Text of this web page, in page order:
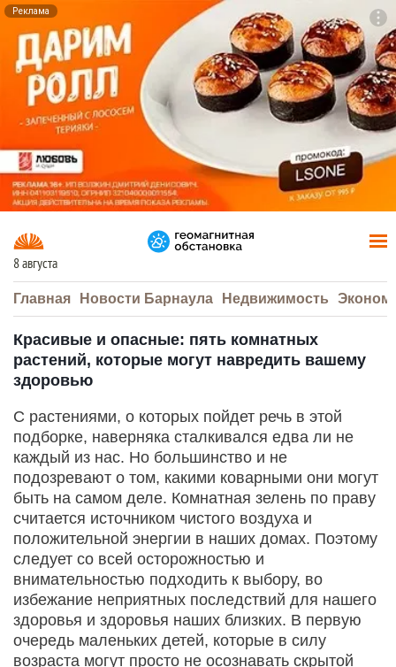
Реклама
8 августа
Главная Новости Барнаула Недвижимость
Красивые и опасные: пять комнатных
растений, которые могут навредить вашему
здоровью
С растениями, о которых пойдет речь в этой
подборке, наверняка сталкивался едва ли не
каждый из нас. Но большинство и не
подозревают о том, какими коварными они могут
быть на самом деле. Комнатная зелень по праву
считается источником чистого воздуха и
положительной энергии в наших домах. Поэтому
следует со всей осторожностью и
внимательностью подходить к выбору, во
избежание неприятных последствий для нашего
здоровья и здоровья наших близких. В первую
очередь маленьких детей, которые в силу
возраста могут просто не осознавать скрытой